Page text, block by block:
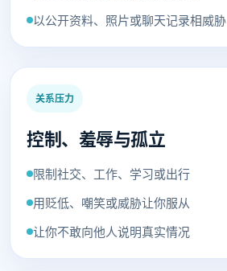
以公开资料、照片或聊天记录相威胁
关系压力
控制、羞辱与孤立
限制社交、工作、学习或出行
用贬低、嘲笑或威胁让你服从
让你不敢向他人说明真实情况